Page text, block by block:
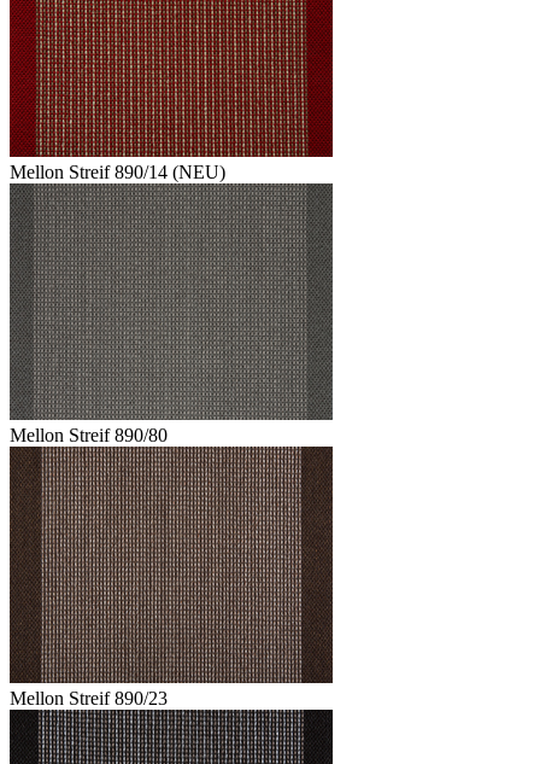
Mellon Streif 890/14 (NEU)
Mellon Streif 890/80
Mellon Streif 890/23